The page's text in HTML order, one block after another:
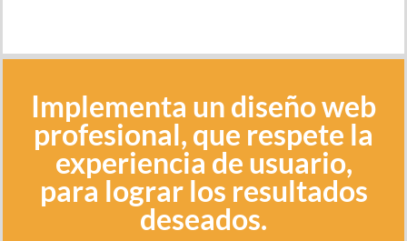
Implementa un diseño web
profesional, que respete la
experiencia de usuario,
para lograr los resultados
deseados.